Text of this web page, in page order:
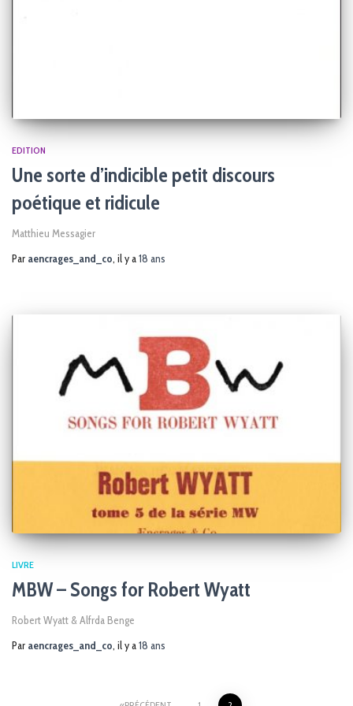
EDITION
Une sorte d’indicible petit discours
poétique et ridicule
Matthieu Messagier
Par aencrages_and_co, il y a18 ans
LIVRE
MBW – Songs for Robert Wyatt
Robert Wyatt & Alfrda Benge
Par aencrages_and_co, il y a18 ans